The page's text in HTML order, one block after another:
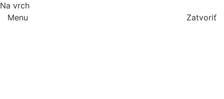
Na vrch
Menu
Zatvoriť